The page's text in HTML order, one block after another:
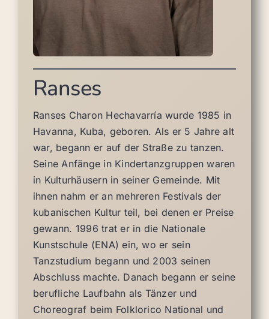
Ranses
Ranses Charon Hechavarría wurde 1985 in
Havanna, Kuba, geboren. Als er 5 Jahre alt
war, begann er auf der Straße zu tanzen.
Seine Anfänge in Kindertanzgruppen waren
in Kulturhäusern in seiner Gemeinde. Mit
ihnen nahm er an mehreren Festivals der
kubanischen Kultur teil, bei denen er Preise
gewann. 1996 trat er in die Nationale
Kunstschule (ENA) ein, wo er sein
Tanzstudium begann und 2003 seinen
Abschluss machte. Danach begann er seine
berufliche Laufbahn als Tänzer und
Choreograf beim Folklorico National und